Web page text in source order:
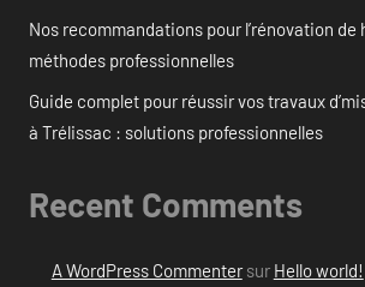
Nos recommandations pour l’rénovation
méthodes professionnelles
Guide complet pour réussir vos travaux
à Trélissac : solutions professionnelles
Recent Comments
A WordPress Commentersur Hello world!